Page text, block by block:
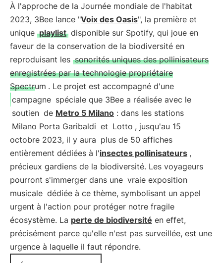
À l'approche de la Journée mondiale de l'habitat
2023, 3Bee lance "Voix des Oasis", la première et
unique playlist disponible sur Spotify, qui joue en
faveur de la conservation de la biodiversité en
reproduisant les sonorités uniques des pollinisateurs
enregistrées par la technologie propriétaire
Spectrum . Le projet est accompagné d'une
campagne spéciale que 3Bee a réalisée avec le
soutien de Metro 5 Milano : dans les stations
Milano Porta Garibaldi et Lotto , jusqu'au 15
octobre 2023, il y aura plus de 50 affiches
entièrement dédiées à l'insectes pollinisateurs ,
précieux gardiens de la biodiversité. Les voyageurs
pourront s'immerger dans une vraie exposition
musicale dédiée à ce thème, symbolisant un appel
urgent à l'action pour protéger notre fragile
écosystème. La perte de biodiversité en effet,
précisément parce qu'elle n'est pas surveillée, est une
urgence à laquelle il faut répondre.